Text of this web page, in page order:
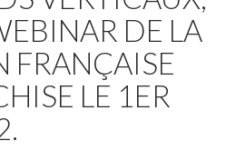
DE LA
FRANÇAISE
LE 1ER